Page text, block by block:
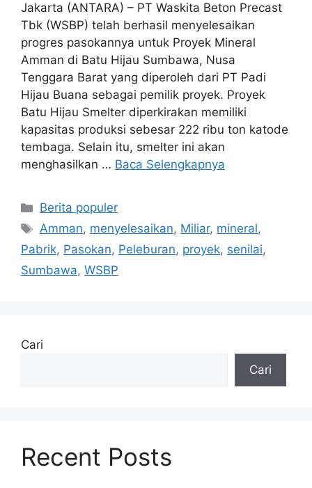
Jakarta (ANTARA) – PT Waskita Beton Precast
Tbk (WSBP) telah berhasil menyelesaikan
progres pasokannya untuk Proyek Mineral
Amman di Batu Hijau Sumbawa, Nusa
Tenggara Barat yang diperoleh dari PT Padi
Hijau Buana sebagai pemilik proyek. Proyek
Batu Hijau Smelter diperkirakan memiliki
kapasitas produksi sebesar 222 ribu ton katode
tembaga. Selain itu, smelter ini akan
menghasilkan … Baca Selengkapnya
Kategori
Berita populer
Tag
Amman, menyelesaikan, Miliar, mineral,
Pabrik, Pasokan, Peleburan, proyek, senilai,
Sumbawa, WSBP
Cari
Cari
Recent Posts